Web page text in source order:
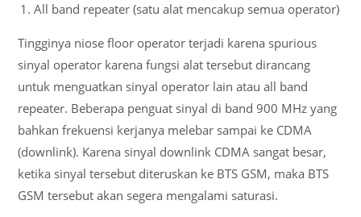
All band repeater (satu alat mencakup semua operator)
Tingginya niose floor operator terjadi karena spurious
sinyal operator karena fungsi alat tersebut dirancang
untuk menguatkan sinyal operator lain atau all band
repeater. Beberapa penguat sinyal di band 900 MHz yang
bahkan frekuensi kerjanya melebar sampai ke CDMA
(downlink). Karena sinyal downlink CDMA sangat besar,
ketika sinyal tersebut diteruskan ke BTS GSM, maka BTS
GSM tersebut akan segera mengalami saturasi.